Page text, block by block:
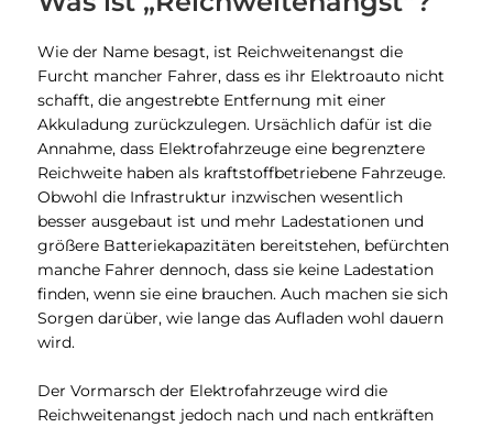
Wie der Name besagt, ist Reichweitenangst die
Furcht mancher Fahrer, dass es ihr Elektroauto nicht
schafft, die angestrebte Entfernung mit einer
Akkuladung zurückzulegen. Ursächlich dafür ist die
Annahme, dass Elektrofahrzeuge eine begrenztere
Reichweite haben als kraftstoffbetriebene Fahrzeuge.
Obwohl die Infrastruktur inzwischen wesentlich
besser ausgebaut ist und mehr Ladestationen und
größere Batteriekapazitäten bereitstehen, befürchten
manche Fahrer dennoch, dass sie keine Ladestation
finden, wenn sie eine brauchen. Auch machen sie sich
Sorgen darüber, wie lange das Aufladen wohl dauern
wird.
Der Vormarsch der Elektrofahrzeuge wird die
Reichweitenangst jedoch nach und nach entkräften